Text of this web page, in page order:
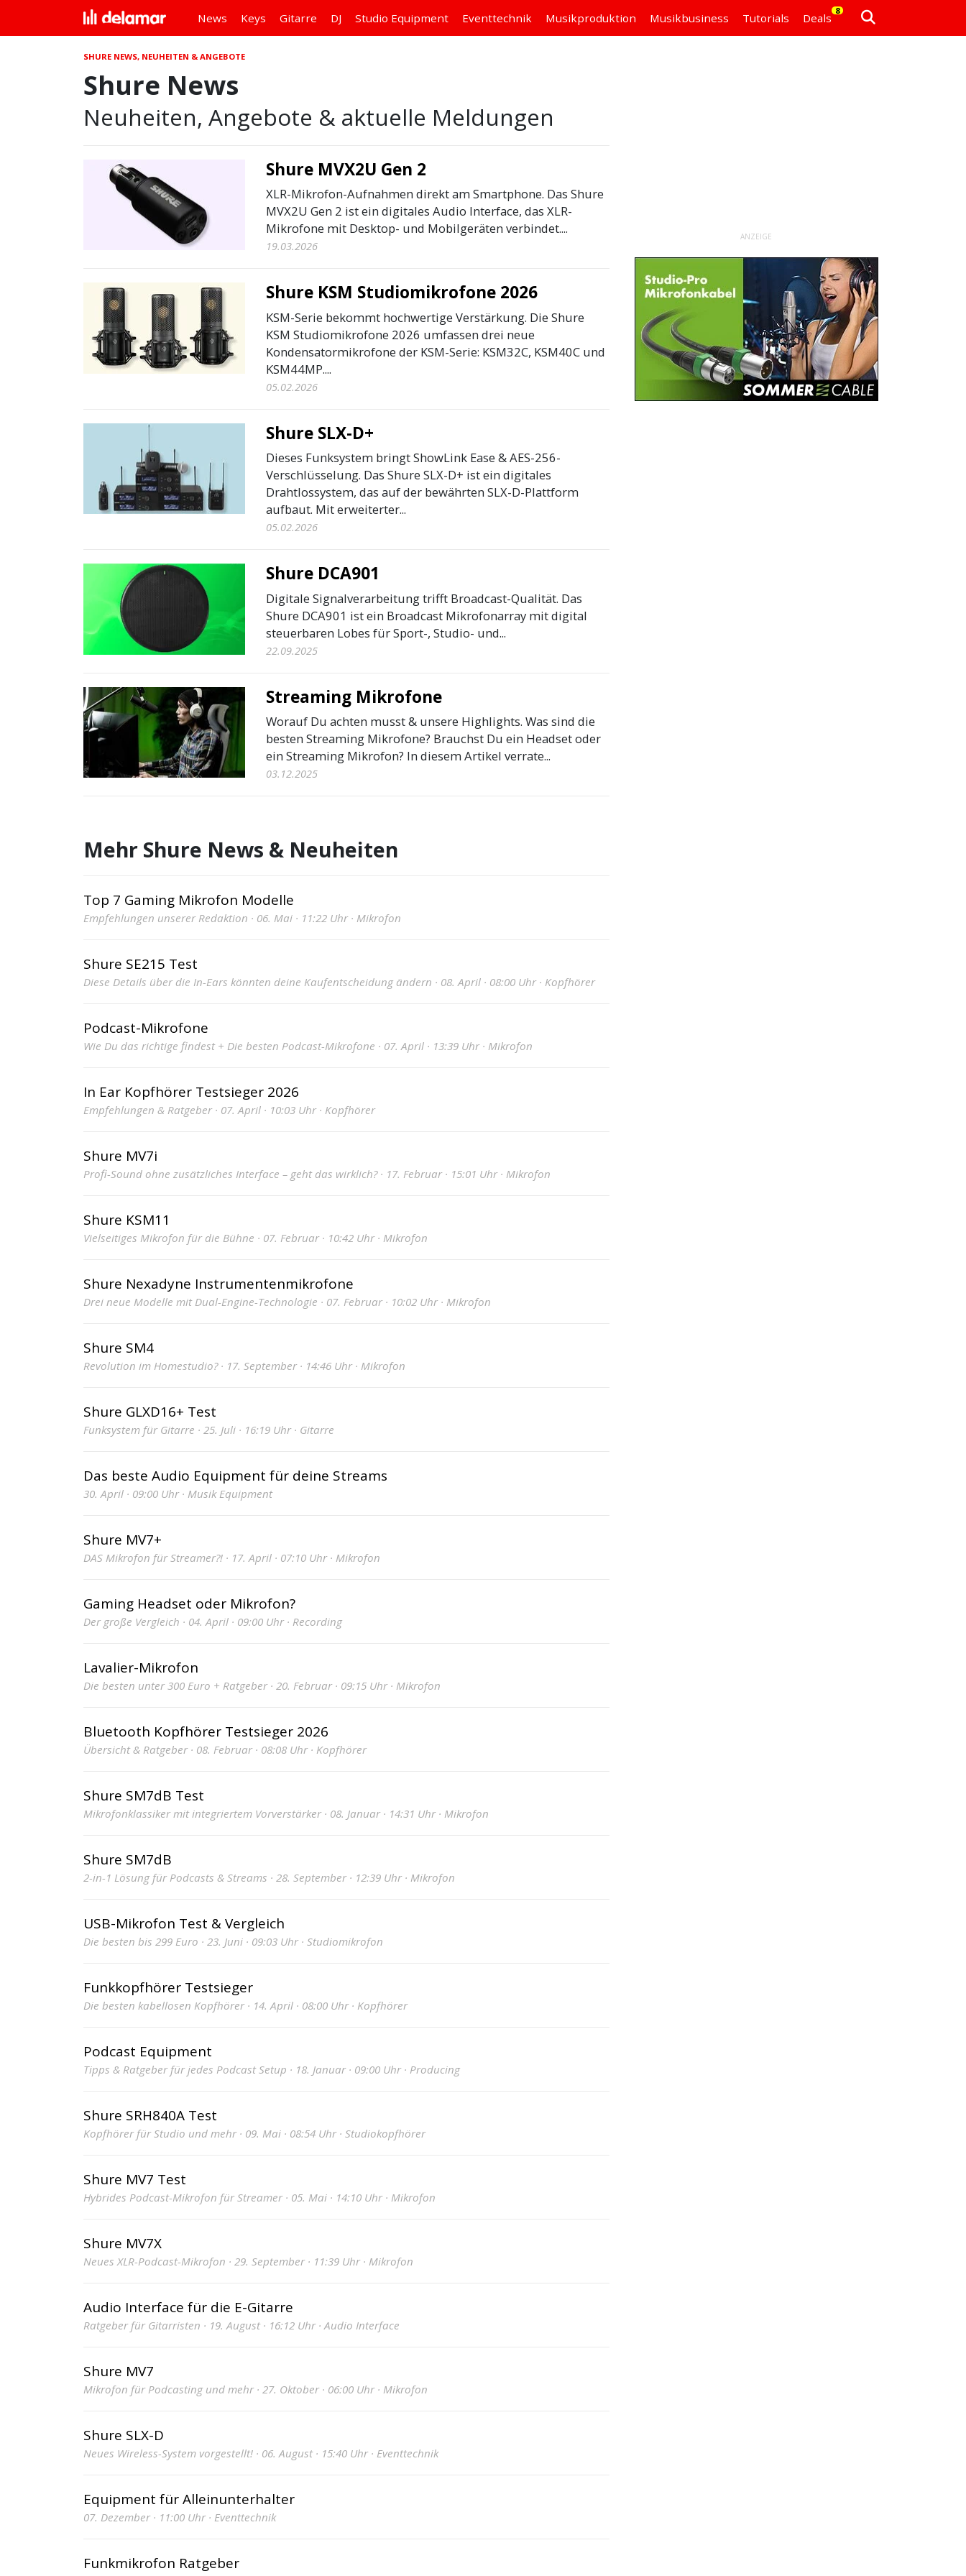
News Keys Gitarre DJ Studio Equipment Eventtechnik Musikproduktion Musikbusiness Tutorials Deals
8
SHURE NEWS, NEUHEITEN & ANGEBOTE
Shure News
Neuheiten, Angebote & aktuelle Meldungen
Shure MVX2U Gen 2
XLR-Mikrofon-Aufnahmen direkt am Smartphone. Das Shure
MVX2U Gen 2 ist ein digitales Audio Interface, das XLR-
Mikrofone mit Desktop- und Mobilgeräten verbindet....
19.03.2026
Shure KSM Studiomikrofone 2026
KSM-Serie bekommt hochwertige Verstärkung. Die Shure
KSM Studiomikrofone 2026 umfassen drei neue
Kondensatormikrofone der KSM-Serie: KSM32C, KSM40C und
KSM44MP....
05.02.2026
Shure SLX-D+
Dieses Funksystem bringt ShowLink Ease & AES-256-
Verschlüsselung. Das Shure SLX-D+ ist ein digitales
Drahtlossystem, das auf der bewährten SLX-D-Plattform
aufbaut. Mit erweiterter...
05.02.2026
Shure DCA901
Digitale Signalverarbeitung trifft Broadcast-Qualität. Das
Shure DCA901 ist ein Broadcast Mikrofonarray mit digital
steuerbaren Lobes für Sport-, Studio- und...
22.09.2025
Streaming Mikrofone
Worauf Du achten musst & unsere Highlights. Was sind die
besten Streaming Mikrofone? Brauchst Du ein Headset oder
ein Streaming Mikrofon? In diesem Artikel verrate...
03.12.2025
Mehr Shure News & Neuheiten
Top 7 Gaming Mikrofon Modelle
Empfehlungen unserer Redaktion · 06. Mai · 11:22 Uhr · Mikrofon
Shure SE215 Test
Diese Details über die In-Ears könnten deine Kaufentscheidung ändern · 08. April · 08:00 Uhr · Kopfhörer
Podcast-Mikrofone
Wie Du das richtige findest + Die besten Podcast-Mikrofone · 07. April · 13:39 Uhr · Mikrofon
In Ear Kopfhörer Testsieger 2026
Empfehlungen & Ratgeber · 07. April · 10:03 Uhr · Kopfhörer
Shure MV7i
Profi-Sound ohne zusätzliches Interface – geht das wirklich? · 17. Februar · 15:01 Uhr · Mikrofon
Shure KSM11
Vielseitiges Mikrofon für die Bühne · 07. Februar · 10:42 Uhr · Mikrofon
Shure Nexadyne Instrumentenmikrofone
Drei neue Modelle mit Dual-Engine-Technologie · 07. Februar · 10:02 Uhr · Mikrofon
Shure SM4
Revolution im Homestudio? · 17. September · 14:46 Uhr · Mikrofon
Shure GLXD16+ Test
Funksystem für Gitarre · 25. Juli · 16:19 Uhr · Gitarre
Das beste Audio Equipment für deine Streams
30. April · 09:00 Uhr · Musik Equipment
Shure MV7+
DAS Mikrofon für Streamer?! · 17. April · 07:10 Uhr · Mikrofon
Gaming Headset oder Mikrofon?
Der große Vergleich · 04. April · 09:00 Uhr · Recording
Lavalier-Mikrofon
Die besten unter 300 Euro + Ratgeber · 20. Februar · 09:15 Uhr · Mikrofon
Bluetooth Kopfhörer Testsieger 2026
Übersicht & Ratgeber · 08. Februar · 08:08 Uhr · Kopfhörer
Shure SM7dB Test
Mikrofonklassiker mit integriertem Vorverstärker · 08. Januar · 14:31 Uhr · Mikrofon
Shure SM7dB
2-in-1 Lösung für Podcasts & Streams · 28. September · 12:39 Uhr · Mikrofon
USB-Mikrofon Test & Vergleich
Die besten bis 299 Euro · 23. Juni · 09:03 Uhr · Studiomikrofon
Funkkopfhörer Testsieger
Die besten kabellosen Kopfhörer · 14. April · 08:00 Uhr · Kopfhörer
Podcast Equipment
Tipps & Ratgeber für jedes Podcast Setup · 18. Januar · 09:00 Uhr · Producing
Shure SRH840A Test
Kopfhörer für Studio und mehr · 09. Mai · 08:54 Uhr · Studiokopfhörer
Shure MV7 Test
Hybrides Podcast-Mikrofon für Streamer · 05. Mai · 14:10 Uhr · Mikrofon
Shure MV7X
Neues XLR-Podcast-Mikrofon · 29. September · 11:39 Uhr · Mikrofon
Audio Interface für die E-Gitarre
Ratgeber für Gitarristen · 19. August · 16:12 Uhr · Audio Interface
Shure MV7
Mikrofon für Podcasting und mehr · 27. Oktober · 06:00 Uhr · Mikrofon
Shure SLX-D
Neues Wireless-System vorgestellt! · 06. August · 15:40 Uhr · Eventtechnik
Equipment für Alleinunterhalter
07. Dezember · 11:00 Uhr · Eventtechnik
Funkmikrofon Ratgeber
ANZEIGE